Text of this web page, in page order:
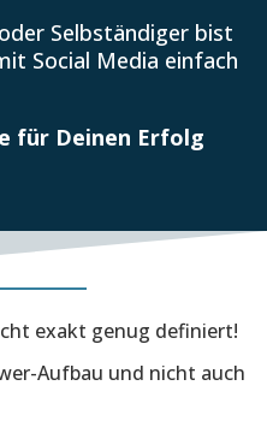
Selbständiger bist
Social Media einfach
für Deinen Erfolg
exakt genug definiert!
Aufbau und nicht auch